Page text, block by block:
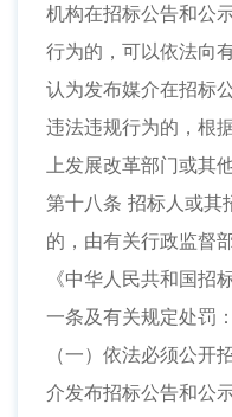
机构在招标公告和公
行为的，可以依法向
认为发布媒介在招标
违法违规行为的，根
上发展改革部门或其
第十八条 招标人或其
的，由有关行政监督
《中华人民共和国招
一条及有关规定处罚：
（一）依法必须公开
介发布招标公告和公